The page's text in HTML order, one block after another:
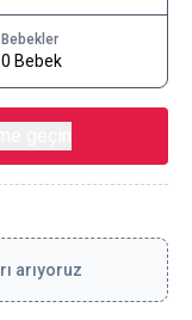
Bebekler
0 Bebek
arıyoruz